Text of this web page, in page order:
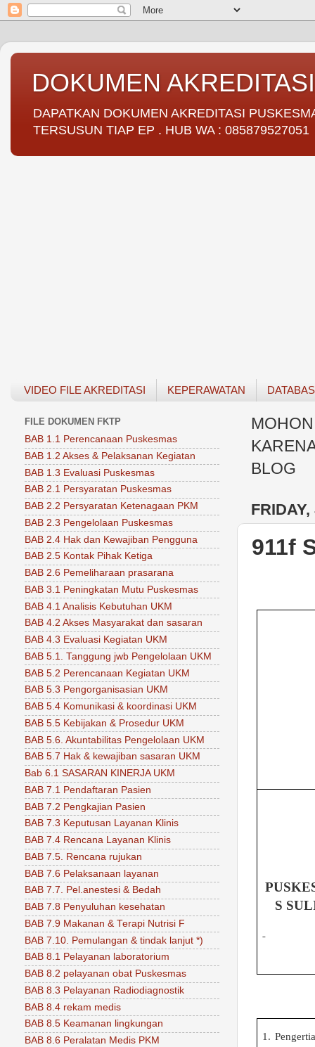
DOKUMEN
DAPATKAN DOKUMEN AKREDITASI
TERSUSUN TIAP EP . HUB WA : 085879527051
VIDEO FILE AKREDITASI KEPERAWATAN
BLOG
911f
S
1.
FILE DOKUMEN FKTP
BAB 1.1 Perencanaan Puskesmas
BAB 1.2 Akses & Pelaksanan Kegiatan
BAB 1.3 Evaluasi Puskesmas
BAB 2.1 Persyaratan Puskesmas
BAB 2.2 Persyaratan Ketenagaan PKM
BAB 2.3 Pengelolaan Puskesmas
BAB 2.4 Hak dan Kewajiban Pengguna
BAB 2.5 Kontak Pihak Ketiga
BAB 2.6 Pemeliharaan prasarana
BAB 3.1 Peningkatan Mutu Puskesmas
BAB 4.1 Analisis Kebutuhan UKM
BAB 4.2 Akses Masyarakat dan sasaran
BAB 4.3 Evaluasi Kegiatan UKM
BAB 5.1. Tanggung jwb Pengelolaan UKM
BAB 5.2 Perencanaan Kegiatan UKM
BAB 5.3 Pengorganisasian UKM
BAB 5.4 Komunikasi & koordinasi UKM
BAB 5.5 Kebijakan & Prosedur UKM
BAB 5.6. Akuntabilitas Pengelolaan UKM
BAB 5.7 Hak & kewajiban sasaran UKM
Bab 6.1 SASARAN KINERJA UKM
BAB 7.1 Pendaftaran Pasien
BAB 7.2 Pengkajian Pasien
BAB 7.3 Keputusan Layanan Klinis
BAB 7.4 Rencana Layanan Klinis
BAB 7.5. Rencana rujukan
BAB 7.6 Pelaksanaan layanan
BAB 7.7. Pel.anestesi & Bedah
BAB 7.8 Penyuluhan kesehatan
BAB 7.9 Makanan & Terapi Nutrisi F
BAB 7.10. Pemulangan & tindak lanjut *)
BAB 8.1 Pelayanan laboratorium
BAB 8.2 pelayanan obat Puskesmas
BAB 8.3 Pelayanan Radiodiagnostik
BAB 8.4 rekam medis
BAB 8.5 Keamanan lingkungan
BAB 8.6 Peralatan Medis PKM